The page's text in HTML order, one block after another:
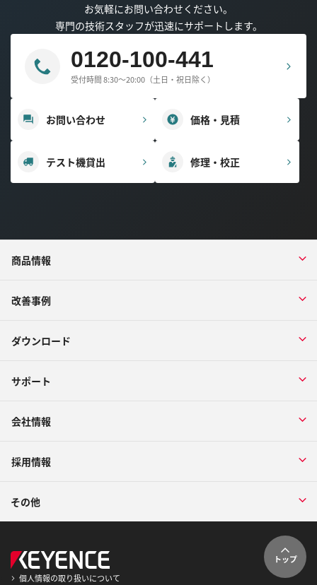
お気軽にお問い合わせください。
専門の技術スタッフが迅速にサポートします。
0120-100-441
受付時間 8:30～20:00（土日・祝日除く）
お問い合わせ 価格・見積
テスト機貸出 修理・校正
商品情報
改善事例
ダウンロード
サポート
会社情報
採用情報
その他
トップ
個人情報の取り扱いについて